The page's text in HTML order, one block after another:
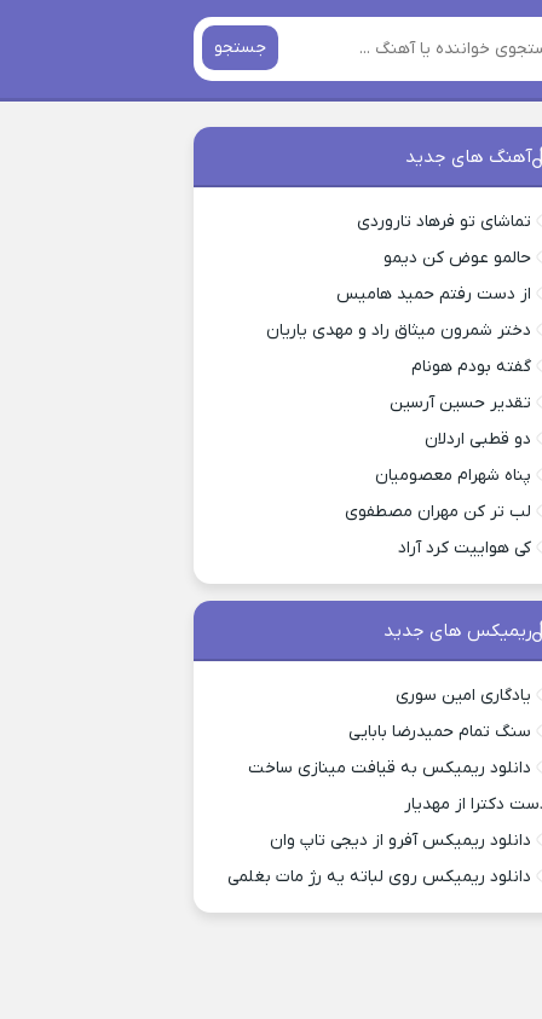
جستجو
آهنگ های جدید
تماشای تو فرهاد تاروردی
حالمو عوض کن دیمو
از دست رفتم حمید هامیس
دختر شمرون میثاق راد و مهدی یاریان
گفته بودم هونام
تقدیر حسین آرسین
دو قطبی اردلان
پناه شهرام معصومیان
لب تر کن مهران مصطفوی
کی هواییت کرد آراد
ریمیکس های جدید
یادگاری امین سوری
سنگ تمام حمیدرضا بابایی
دانلود ریمیکس به قیافت مینازی ساخت
دکترا از مهدیار
دانلود ریمیکس آفرو از ديجی تاپ وان
دانلود ریمیکس روی لباته یه رژ مات بغلمی